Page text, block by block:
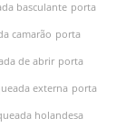
basculante porta
camarão porta
de abrir porta
externa porta
holandesa